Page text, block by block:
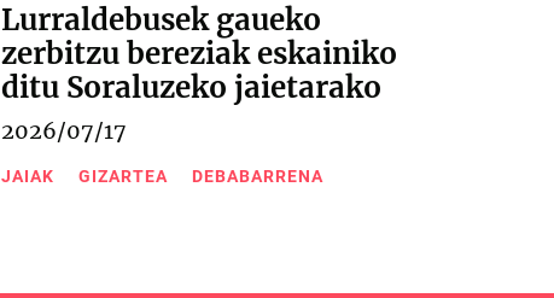
Lurraldebusek gaueko
zerbitzu bereziak eskainiko
ditu Soraluzeko jaietarako
2026/07/17
JAIAK GIZARTEA DEBABARRENA